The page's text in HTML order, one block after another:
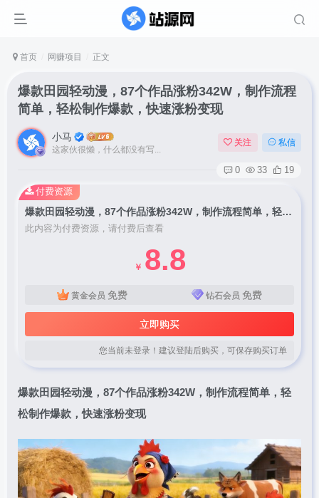
首页 网赚项目 正文
爆款田园轻动漫，87个作品涨粉342W，制作流程
简单，轻松制作爆款，快速涨粉变现
小马
这家伙很懒，什么都没有写...
关注 私信
0 33 19
爆款田园轻动漫，87个作品涨粉342W，制作流程简单，轻松制作爆款，快速涨粉变现
此内容为付费资源，请付费后查看
￥ 8.8
黄金会员 免费 钻石会员 免费
立即购买
您当前未登录！建议登陆后购买，可保存购买订单
付费资源
爆款田园轻动漫，87个作品涨粉342W，制作流程简单，轻
松制作爆款，快速涨粉变现